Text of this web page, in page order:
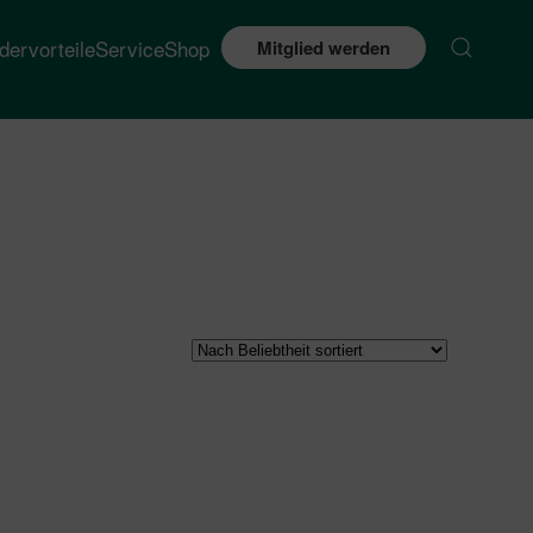
ServiceShop Mitglied werden